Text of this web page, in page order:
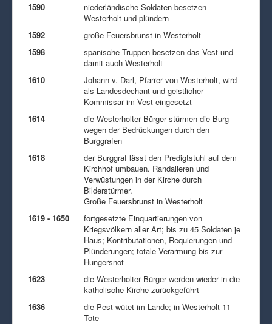
1590
niederländische Soldaten besetzen
Westerholt und plündern
1592
große Feuersbrunst in Westerholt
1598
spanische Truppen besetzen das Vest und
damit auch Westerholt
1610
Johann v. Darl, Pfarrer von Westerholt, wird
als Landesdechant und geistlicher
Kommissar im Vest eingesetzt
1614
die Westerholter Bürger stürmen die Burg
wegen der Bedrückungen durch den
Burggrafen
1618
der Burggraf lässt den Predigtstuhl auf dem
Kirchhof umbauen. Randalieren und
Verwüstungen in der Kirche durch
Bilderstürmer.
Große Feuersbrunst in Westerholt
1619 - 1650
fortgesetzte Einquartierungen von
Kriegsvölkern aller Art; bis zu 45 Soldaten je
Haus; Kontributationen, Requierungen und
Plünderungen; totale Verarmung bis zur
Hungersnot
1623
die Westerholter Bürger werden wieder in die
katholische Kirche zurückgeführt
1636
die Pest wütet im Lande; in Westerholt 11
Tote